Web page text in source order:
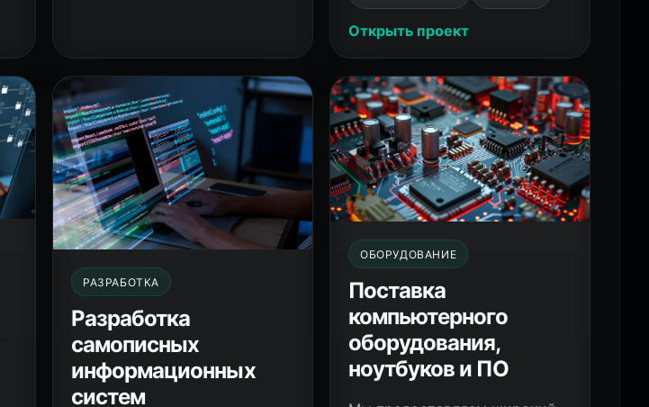
Открыть проект
РАЗРАБОТКА
Разработка
самописных
информационных
систем
ОБОРУДОВАНИЕ
Поставка
компьютерного
оборудования,
ноутбуков и ПО